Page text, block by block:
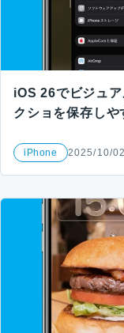
iOS 26でビジュ
クショを保存しや
iPhone 2025/10/02